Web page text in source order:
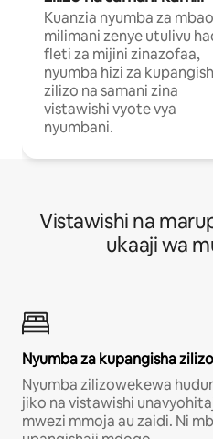
Kuanzia nyumba za
milimani zenye utulivu
fleti za mijini zinazofaa,
nyumba hizi za
zilizo na samani zina
vistawishi vyote vya
nyumbani.
Vistawishi na
ukaaji wa
Nyumba za kupangisha
Nyumba zilizowekewa
jiko na vistawishi
mwezi mmoja au zaidi. Ni